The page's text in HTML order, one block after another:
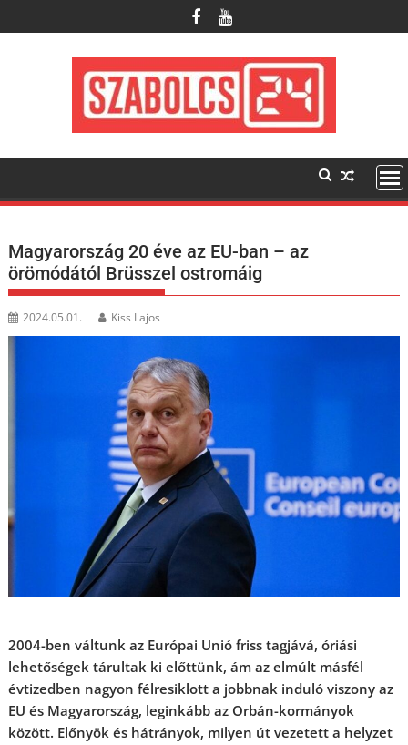
to
Magyarország 20 éve az EU-ban – az
örömódától Brüsszel ostromáig
2024.05.01. Kiss Lajos
2004-ben váltunk az Európai Unió friss tagjává, óriási
lehetőségek tárultak ki előttünk, ám az elmúlt másfél
évtizedben nagyon félresiklott a jobbnak induló viszony az
EU és Magyarország, leginkább az Orbán-kormányok
között. Előnyök és hátrányok, milyen út vezetett a helyzet